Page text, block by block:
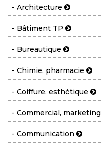
- Architecture
- Bâtiment TP
- Bureautique
- Chimie, pharmacie
- Coiffure, esthétique
- Commercial, marketing
- Communication